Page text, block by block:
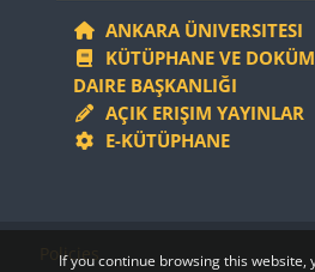
If you continue browsing this website,
ANKARA ÜNIVERSITESI
KÜTÜPHANE VE
DAIRE BAŞKANLIĞI
AÇIK ERIŞIM YAYINLAR
E-KÜTÜPHANE
Blocks
Blocks
Policies